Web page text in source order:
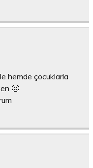
hemde çocuklarla
🙂